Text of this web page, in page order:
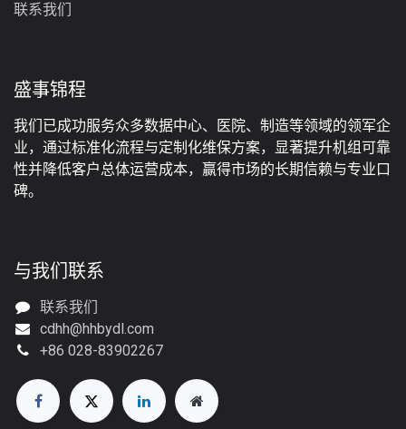
联系我们
盛事锦程
我们已成功服务众多数据中心、医院、制造等领域的领军企
业，通过标准化流程与定制化维保方案，显著提升机组可靠
性并降低客户总体运营成本，赢得市场的长期信赖与专业口
碑。
与我们联系
联系我们
cdhh@hhbydl.com
+86 028-83902267